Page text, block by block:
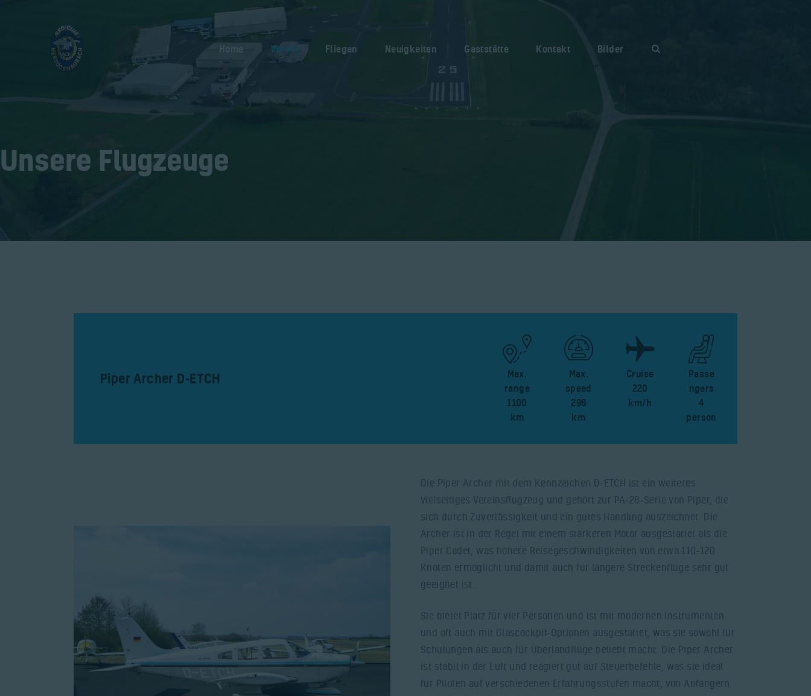
Home Verein Fliegen Neuigkeiten Gaststätte Kontakt Bilder
Unsere Flugzeuge
Home
Verein
Fliegen
Piper Archer D-ETCH
Max.
range
1100
km
Max.
speed
296
km
Cruise
220
km/h
Passe
ngers
4
person
Die Piper Archer mit dem Kennzeichen D-ETCH ist ein weiteres
vielseitiges Vereinsflugzeug und gehört zur PA-28-Serie von Piper, die
sich durch Zuverlässigkeit und ein gutes Handling auszeichnet. Die
Archer ist in der Regel mit einem stärkeren Motor ausgestattet als die
Piper Cadet, was höhere Reisegeschwindigkeiten von etwa 110-120
Knoten ermöglicht und damit auch für längere Streckenflüge sehr gut
geeignet ist.
Sie bietet Platz für vier Personen und ist mit modernen Instrumenten
und oft auch mit Glascockpit-Optionen ausgestattet, was sie sowohl für
Schulungen als auch für Überlandflüge beliebt macht. Die Piper Archer
ist stabil in der Luft und reagiert gut auf Steuerbefehle, was sie ideal
für Piloten auf verschiedenen Erfahrungsstufen macht, von Anfängern